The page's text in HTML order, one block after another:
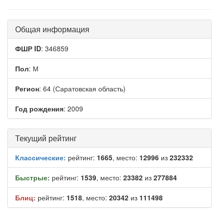
Общая информация
ФШР ID: 346859
Пол: М
Регион: 64 (Саратовская область)
Год рождения: 2009
Текущий рейтинг
Классические: рейтинг: 1665, место: 12996 из 232332
Быстрые: рейтинг: 1539, место: 23382 из 277884
Блиц: рейтинг: 1518, место: 20342 из 111498